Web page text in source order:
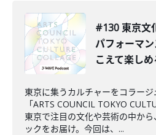
#130 東京文
パフォーマ
こえて楽し
東京に集うカルチャーをコラー
「ARTS COUNCIL TOKYO
東京で注目の文化や芸術の中か
ックをお届け。今回は、...